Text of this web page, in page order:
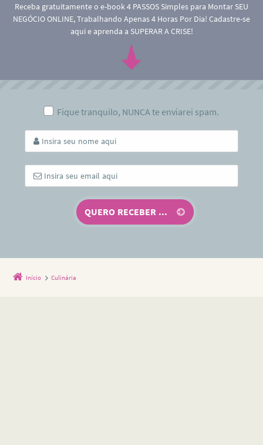
Receba gratuitamente o e-book 4 PASSOS Simples para Montar SEU
NEGÓCIO ONLINE, Trabalhando Apenas 4 Horas Por Dia! Cadastre-se
aqui e aprenda a SUPERAR A CRISE!
Fique tranquilo, NUNCA te enviarei spam.
Início Culinária